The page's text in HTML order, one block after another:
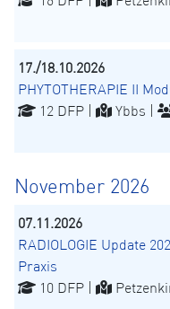
17./18.10.2026
PHYTOTHERAPIE II
12 DFP |
Ybbs |
November 2026
07.11.2026
RADIOLOGIE Update
Praxis
10 DFP |